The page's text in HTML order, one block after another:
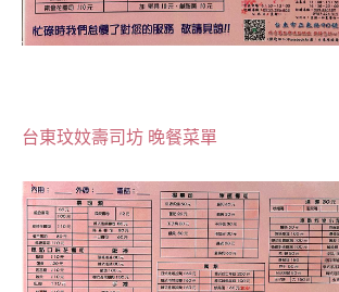
台東玟妏壽司坊 晚餐菜單